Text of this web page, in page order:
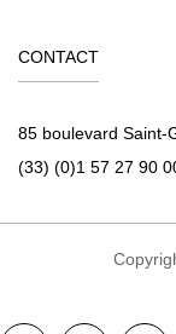
CONTACT
85 boulevard Saint-
(33) (0)1 57 27 90